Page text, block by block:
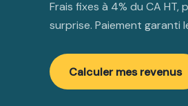
Frais fixes à 4% du CA
surprise. Paiement garanti
Calculer mes revenus